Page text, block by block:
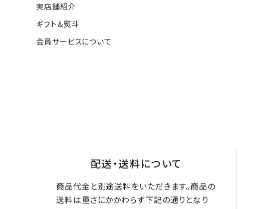
実店舗紹介
ギフト＆熨斗
会員サービスについて
配送・送料について
商品代金と別途送料をいただきます。商品の
送料は重さにかかわらず下記の通りとなり